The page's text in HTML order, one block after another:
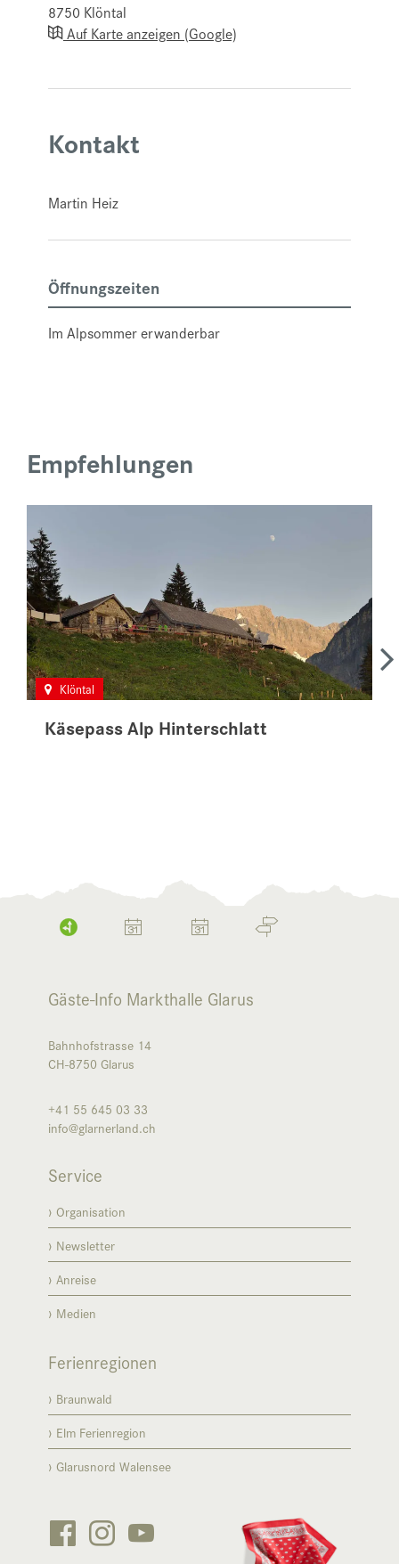
8750 Klöntal
Auf Karte anzeigen (Google)
Kontakt
Martin Heiz
Öffnungszeiten
Im Alpsommer erwanderbar
Empfehlungen
Käsepass Alp Hinterschlatt
Klöntal
Gäste-Info Markthalle Glarus
Bahnhofstrasse 14
CH-8750 Glarus
+41 55 645 03 33
info@glarnerland.ch
Service
Organisation
Newsletter
Anreise
Medien
Ferienregionen
Braunwald
Elm Ferienregion
Glarusnord Walensee

 